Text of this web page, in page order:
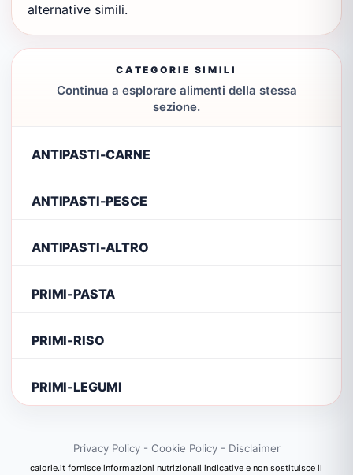
alternative simili.
CATEGORIE SIMILI
Continua a esplorare alimenti della stessa
sezione.
ANTIPASTI-CARNE
ANTIPASTI-PESCE
ANTIPASTI-ALTRO
PRIMI-PASTA
PRIMI-RISO
PRIMI-LEGUMI
Privacy Policy- Cookie Policy- Disclaimer
calorie.it fornisce informazioni nutrizionali indicative e non sostituisce il